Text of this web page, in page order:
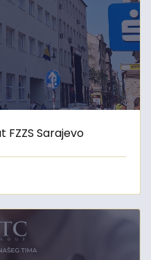
Sarajevo